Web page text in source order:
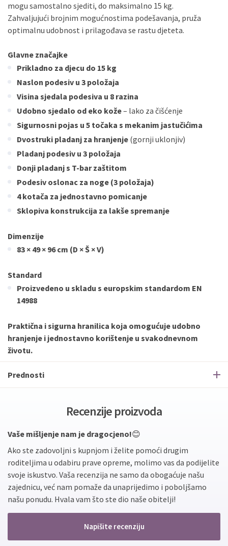
Sve banke Visa
Jednokratno
Sve banke
Master
Jednokratno
Sve banke
Maestro
Jednokratno
mogu samostalno sjediti, do maksimalno 15 kg.
Zahvaljujući brojnim mogućnostima podešavanja, pruža
optimalnu udobnost i prilagođava se rastu djeteta.
Glavne značajke
Prikladno za djecu do 15 kg
Naslon podesiv u 3 položaja
Visina sjedala podesiva u 8 razina
Udobno sjedalo od eko kože– lako za čišćenje
Sigurnosni pojas u 5 točaka s mekanim jastučićima
Dvostruki pladanj za hranjenje (gornji uklonjiv)
Pladanj podesiv u 3 položaja
Donji pladanj s T-bar zaštitom
Podesiv oslonac za noge (3 položaja)
4 kotača za jednostavno pomicanje
Sklopiva konstrukcija za lakše spremanje
Dimenzije
83 × 49 × 96 cm (D × Š × V)
Standard
Proizvedeno u skladu s europskim standardom EN
14988
Praktična i sigurna hranilica koja omogućuje udobno
hranjenje i jednostavno korištenje u svakodnevnom
životu.
Prednosti
Recenzije proizvoda
Vaše mišljenje nam je dragocjeno!😊
Ako ste zadovoljni s kupnjom i želite pomoći drugim
roditeljima u odabiru prave opreme, molimo vas da podijelite
svoje iskustvo. Vaša recenzija ne samo da obogaćuje našu
zajednicu, već nam pomaže da unaprijedimo i poboljšamo
našu ponudu. Hvala vam što ste dio naše obitelji!
Napišite recenziju